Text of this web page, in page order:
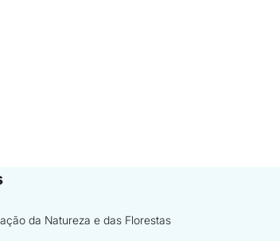
da Natureza e das Florestas